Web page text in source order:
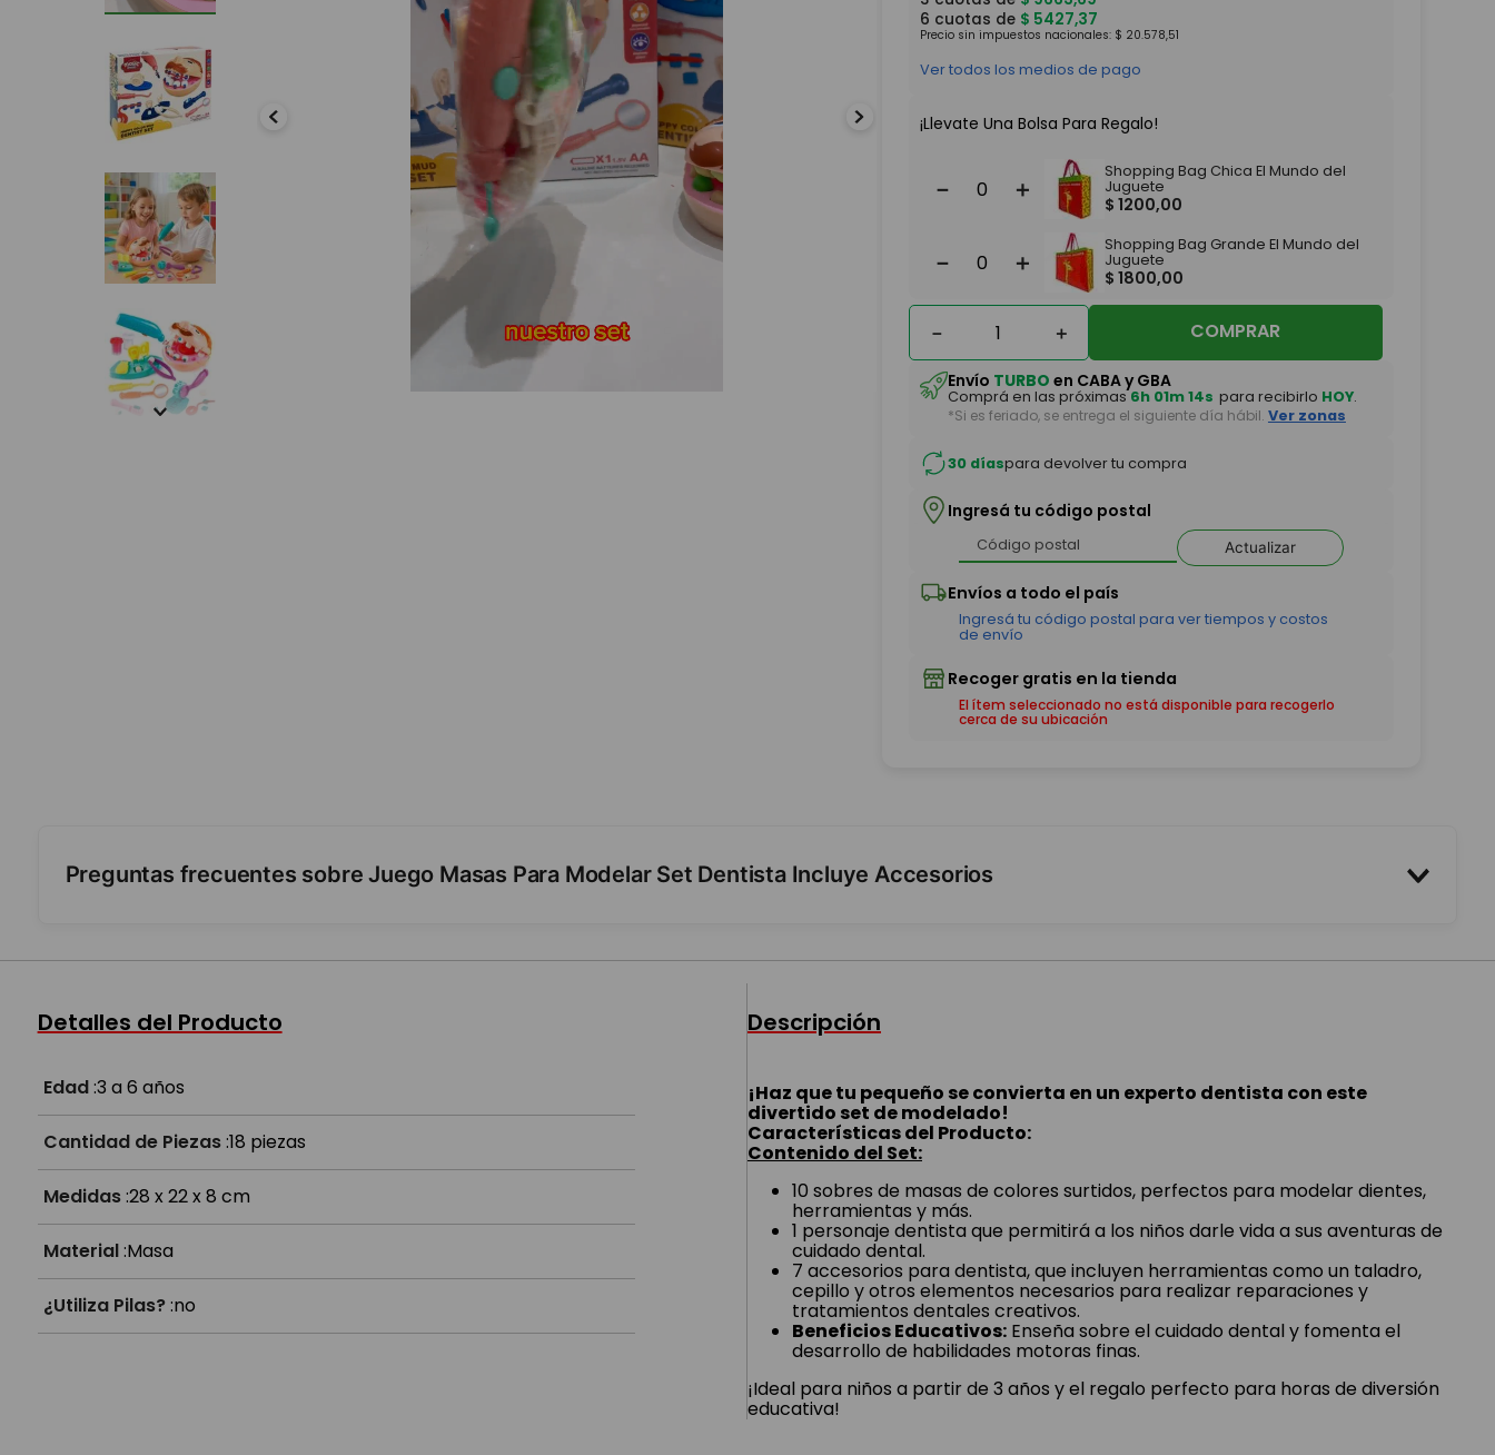
6 cuotas de $ 5427,37
Precio sin impuestos nacionales: $ 20.578,51
Ver todos los medios de pago
¡Llevate Una Bolsa Para Regalo!
＋
－
Shopping Bag Chica El Mundo del
Juguete
$ 1200,00
＋
－
Shopping Bag Grande El Mundo del
Juguete
$ 1800,00
＋
－ COMPRAR
Envío TURBO en CABA y GBA
Comprá en las próximas6h 01m 13s para recibirlo HOY.
*Si es feriado, se entrega el siguiente día hábil. Ver zonas
30 díaspara devolver tu compra
Ingresá tu código postal
Actualizar
El ítem seleccionado no está disponible para recogerlo
cerca de su ubicación
Preguntas frecuentes sobre Juego Masas Para Modelar Set Dentista Incluye Accesorios
¿La masa se seca?
Detalles del Producto
Edad:3 a 6 años
Cantidad de Piezas:18 piezas
Medidas:28 x 22 x 8 cm
Material:Masa
¿Utiliza Pilas?:no
Descripción
¡Haz que tu pequeño se convierta en un experto dentista con este
divertido set de modelado!
Características del Producto:
Contenido del Set:
10 sobres de masas de colores surtidos, perfectos para modelar dientes,
herramientas y más.
1 personaje dentista que permitirá a los niños darle vida a sus aventuras de
cuidado dental.
7 accesorios para dentista, que incluyen herramientas como un taladro,
cepillo y otros elementos necesarios para realizar reparaciones y
tratamientos dentales creativos.
Beneficios Educativos: Enseña sobre el cuidado dental y fomenta el
desarrollo de habilidades motoras finas.
¡Ideal para niños a partir de 3 años y el regalo perfecto para horas de diversión
educativa!